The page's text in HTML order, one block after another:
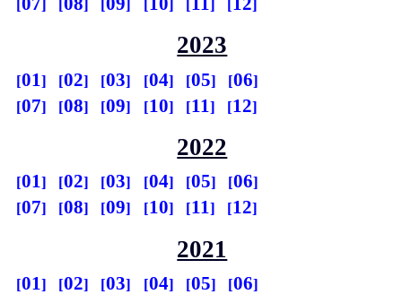
2023
01 02 03 04 05
06
07
08 09 10 11 12
2022
01 02 03 04 05
06
07
08 09 10 11 12
2021
01 02 03 04 05
06